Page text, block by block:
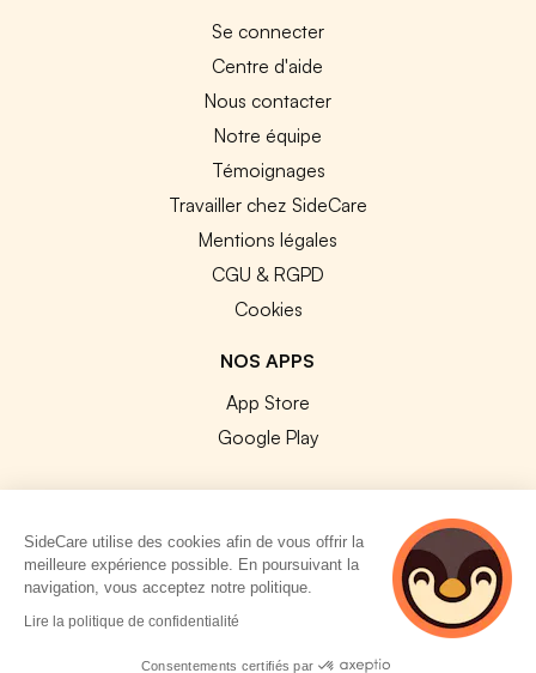
Se connecter
Centre d'aide
Nous contacter
Notre équipe
Témoignages
Travailler chez SideCare
Mentions légales
CGU & RGPD
Cookies
NOS APPS
App Store
Google Play
© 2026 SideCare. Tous droits réservés.
SideCare utilise des cookies afin de vous offrir la
meilleure expérience possible. En poursuivant la
navigation, vous acceptez notre politique.
Lire la politique de confidentialité
Consentements certifiés par
3 personnes
consultent
actuellement cette